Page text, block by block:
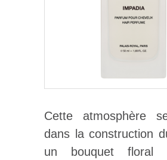
Cette atmosphère
dans la construction
un bouquet floral